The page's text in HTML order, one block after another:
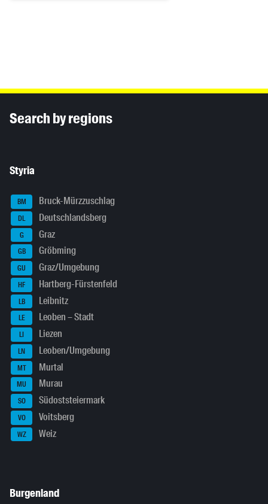
Search by regions
Styria
BM Bruck-Mürzzuschlag
DL Deutschlandsberg
G Graz
GB Gröbming
GU Graz/Umgebung
HF Hartberg-Fürstenfeld
LB Leibnitz
LE Leoben – Stadt
LI Liezen
LN Leoben/Umgebung
MT Murtal
MU Murau
SO Südoststeiermark
VO Voitsberg
WZ Weiz
Burgenland